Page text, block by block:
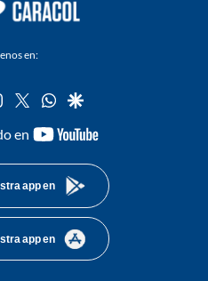
en:
instagram
twitterwhatsapp
google
en
youtube-
app en
app en